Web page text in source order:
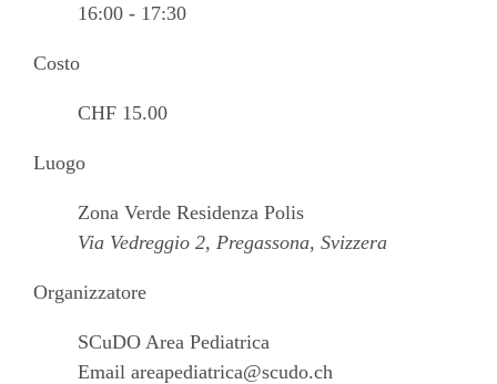
16:00 - 17:30
Costo
CHF 15.00
Luogo
Zona Verde Residenza Polis
Via Vedreggio 2, Pregassona, Svizzera
Organizzatore
SCuDO Area Pediatrica
Email areapediatrica@scudo.ch